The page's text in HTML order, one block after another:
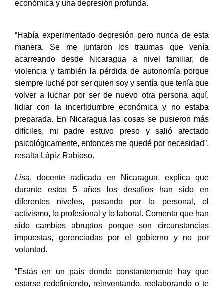
económica y una depresión profunda.
“Había experimentado depresión pero nunca de esta
manera. Se me juntaron los traumas que venía
acarreando desde Nicaragua a nivel familiar, de
violencia y también la pérdida de autonomía porque
siempre luché por ser quien soy y sentía que tenía que
volver a luchar por ser de nuevo otra persona aquí,
lidiar con la incertidumbre económica y no estaba
preparada. En Nicaragua las cosas se pusieron más
difíciles, mi padre estuvo preso y salió afectado
psicológicamente, entonces me quedé por necesidad”,
resalta Lápiz Rabioso.
Lisa, docente radicada en Nicaragua, explica que
durante estos 5 años los desafíos han sido en
diferentes niveles, pasando por lo personal, el
activismo, lo profesional y lo laboral. Comenta que han
sido cambios abruptos porque son circunstancias
impuestas, gerenciadas por el gobierno y no por
voluntad.
“Estás en un país donde constantemente hay que
estarse redefiniendo, reinventando, reelaborando o te